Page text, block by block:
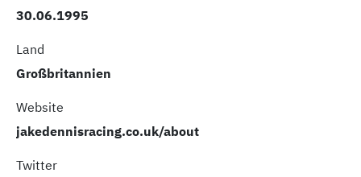
30.06.1995
Land
Großbritannien
Website
jakedennisracing.co.uk/about
Twitter